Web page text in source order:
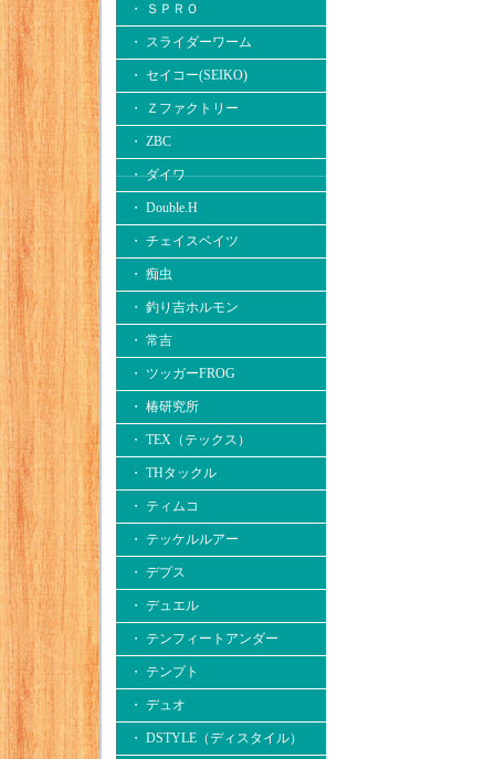
・ ＳＰＲＯ
・ スライダーワーム
・ セイコー(SEIKO)
・ Ｚファクトリー
・ ZBC
・ ダイワ
・ Double.H
・ チェイスベイツ
・ 痴虫
・ 釣り吉ホルモン
・ 常吉
・ ツッガーFROG
・ 椿研究所
・ TEX（テックス）
・ THタックル
・ ティムコ
・ テッケルルアー
・ デプス
・ デュエル
・ テンフィートアンダー
・ テンプト
・ デュオ
・ DSTYLE（ディスタイル）